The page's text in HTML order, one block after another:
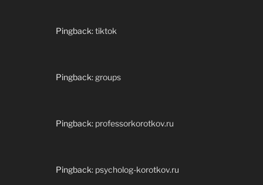
Pingback:tiktok
Pingback: groups
Pingback: professorkorotkov.ru
Pingback: psycholog-korotkov.ru